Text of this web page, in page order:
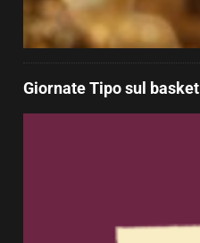
Giornate Tipo sul basket